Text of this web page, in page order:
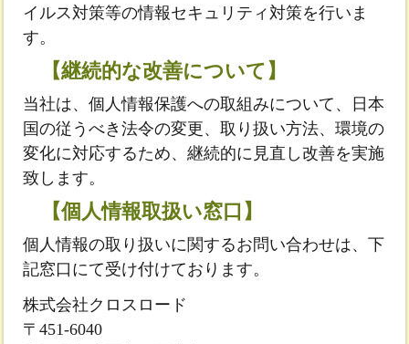
イルス対策等の情報セキュリティ対策を行いま
す。
【継続的な改善について】
当社は、個人情報保護への取組みについて、日本
国の従うべき法令の変更、取り扱い方法、環境の
変化に対応するため、継続的に見直し改善を実施
致します。
【個人情報取扱い窓口】
個人情報の取り扱いに関するお問い合わせは、下
記窓口にて受け付けております。
株式会社クロスロード
〒451-6040